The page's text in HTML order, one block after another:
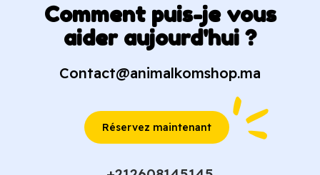
Comment puis-je vous
aider aujourd'hui ?
Contact@animalkomshop.ma
Réservez maintenant